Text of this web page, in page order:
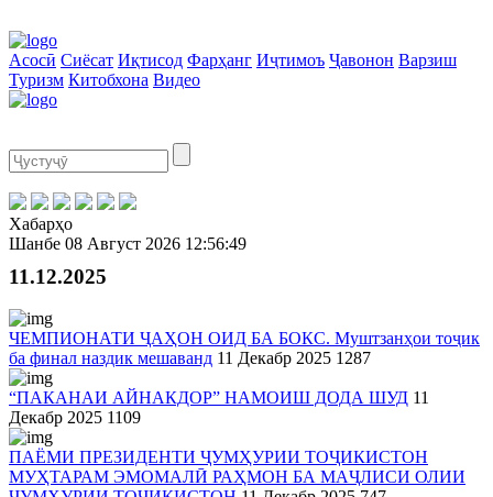
Асосӣ Сиёсат Иқтисод Фарҳанг Иҷтимоъ Ҷавонон Варзиш
Туризм Китобхона Видео
Хабарҳо
Шанбе 08 Август 2026 12:56:49
11.12.2025
ЧЕМПИОНАТИ ҶАҲОН ОИД БА БОКС. Муштзанҳои тоҷик
ба финал наздик мешаванд 11 Декабр 2025 1287
“ПАКАНАИ АЙНАКДОР” НАМОИШ ДОДА ШУД 11
Декабр 2025 1109
ПАЁМИ ПРЕЗИДЕНТИ ҶУМҲУРИИ ТОҶИКИСТОН
МУҲТАРАМ ЭМОМАЛӢ РАҲМОН БА МАҶЛИСИ ОЛИИ